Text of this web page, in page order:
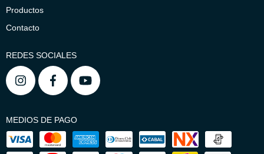
Productos
Contacto
REDES SOCIALES
MEDIOS DE PAGO